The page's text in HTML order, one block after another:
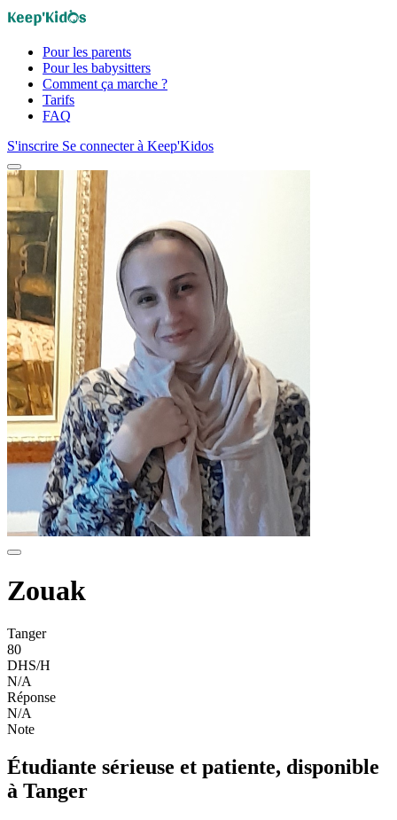
Pour les parents
Pour les babysitters
Comment ça marche ?
Tarifs
FAQ
S'inscrire Se connecter à Keep'Kidos
Zouak
Tanger
80
DHS/H
N/A
Réponse
N/A
Note
Étudiante sérieuse et patiente, disponible
à Tanger